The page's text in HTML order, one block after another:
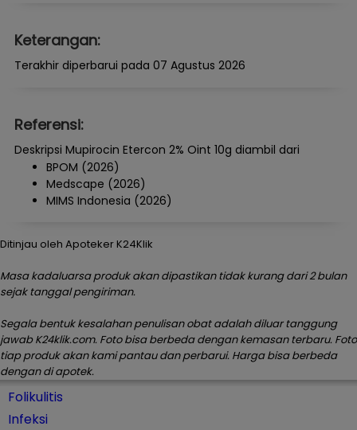
Keterangan:
Terakhir diperbarui pada 07 Agustus 2026
Referensi:
Deskripsi Mupirocin Etercon 2% Oint 10g diambil dari
BPOM (2026)
Medscape (2026)
MIMS Indonesia (2026)
Ditinjau oleh Apoteker K24Klik
Masa kadaluarsa produk akan dipastikan tidak kurang dari 2 bulan
sejak tanggal pengiriman.
Segala bentuk kesalahan penulisan obat adalah diluar tanggung
jawab K24klik.com. Foto bisa berbeda dengan kemasan terbaru. Foto
tiap produk akan kami pantau dan perbarui. Harga bisa berbeda
dengan di apotek.
Folikulitis
Infeksi